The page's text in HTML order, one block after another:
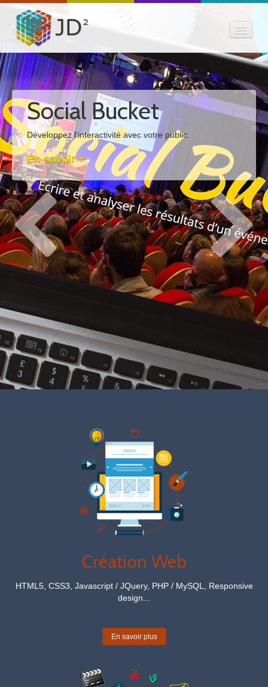
Création Web
Création Audiovisuelle
E-Expertise
E-Éditorial
avec votre public.
Installation d'un
réussite. Plus de 50
Youtube pendant le
Création Web
HTML5, CSS3, Javascript / JQuery, PHP / MySQL, Responsive
design...
En savoir plus